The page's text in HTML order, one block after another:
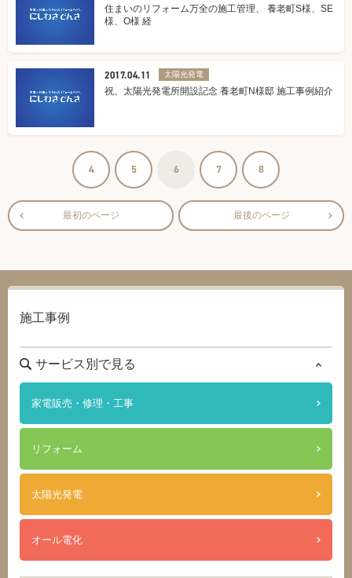
住まいのリフォーム万全の施工管理、 養老町S様、SE
様、O様 経
2017.04.11 太陽光発電
祝、太陽光発電所開設記念 養老町N様邸 施工事例紹介
4 5 6 7 8
最初のページ 最後のページ
施工事例
サービス別で見る
家電販売・修理・工事
リフォーム
太陽光発電
オール電化